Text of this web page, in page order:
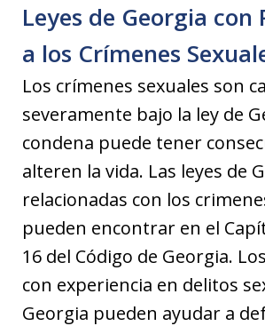
Leyes de Georgia con
a los Crímenes
Los crímenes sexuales son
severamente bajo la ley de
condena puede tener
alteren la vida. Las leyes de
relacionadas con los
pueden encontrar en el
16 del Código de Georgia.
con experiencia en delitos
Georgia pueden ayudar a